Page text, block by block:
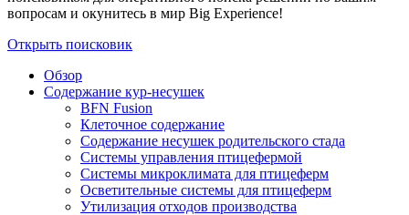
вопросам и окунитесь в мир Big Experience!
Открыть поисковик
Обзор
Содержание кур-несушек
BFN Fusion
Клеточное содержание
Содержание несушек родительского стада
Системы управления птицефермой
Системы микроклимата для птицеферм
Осветительные системы для птицеферм
Утилизация отходов производства